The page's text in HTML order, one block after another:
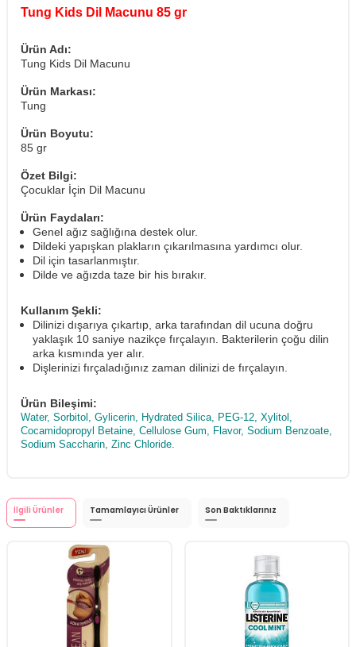
Tung Kids Dil Macunu 85 gr
Ürün Adı:
Tung Kids Dil Macunu
Ürün Markası:
Tung
Ürün Boyutu:
85 gr
Özet Bilgi:
Çocuklar İçin Dil Macunu
Ürün Faydaları:
Genel ağız sağlığına destek olur.
Dildeki yapışkan plakların çıkarılmasına yardımcı olur.
Dil için tasarlanmıştır.
Dilde ve ağızda taze bir his bırakır.
Kullanım Şekli:
Dilinizi dışarıya çıkartıp, arka tarafından dil ucuna doğru
yaklaşık 10 saniye nazikçe fırçalayın. Bakterilerin çoğu dilin
arka kısmında yer alır.
Dişlerinizi fırçaladığınız zaman dilinizi de fırçalayın.
Ürün Bileşimi:
Water, Sorbitol, Gylicerin, Hydrated Silica, PEG-12, Xylitol,
Cocamidopropyl Betaine, Cellulose Gum, Flavor, Sodium Benzoate,
Sodium Saccharin, Zinc Chloride.
İlgili Ürünler Tamamlayıcı Ürünler Son Baktıklarınız